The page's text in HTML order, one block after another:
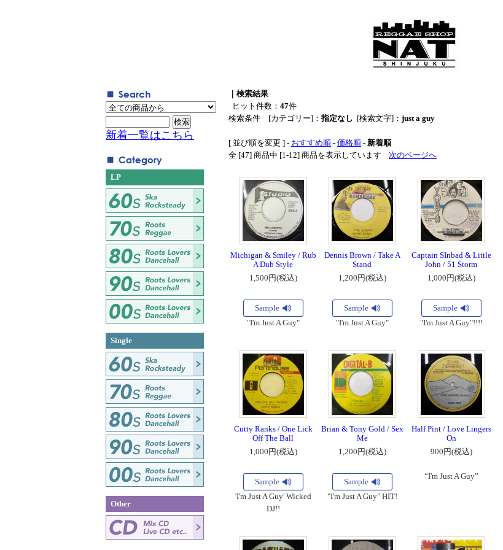
｜検索結果
ヒット件数： 47件
検索条件 [カテゴリー]： 指定なし [検索文字]： just a guy
[ 並び順を変更 ] - おすすめ順 - 価格順 - 新着順
全 [47] 商品中 [1-12] 商品を表示しています 次のページへ
Michigan & Smiley / Rub
A Dub Style
1,500円(税込)
Sample
"I'm Just A Guy"
Dennis Brown / Take A
Stand
1,200円(税込)
Sample
"I'm Just A Guy"
Captain SInbad & Little
John / 51 Storm
1,000円(税込)
Sample
"I'm Just A Guy"!!!!
Cutty Ranks / One Lick
Off The Ball
1,000円(税込)
Sample
'I'm Just A Guy' Wicked
DJ!!
Brian & Tony Gold / Sex
Me
1,200円(税込)
Sample
"I'm Just A Guy" HIT!
Half Pint / Love Lingers
On
900円(税込)
“I'm Just A Guy”
新着一覧はこちら
LP
Single
Other